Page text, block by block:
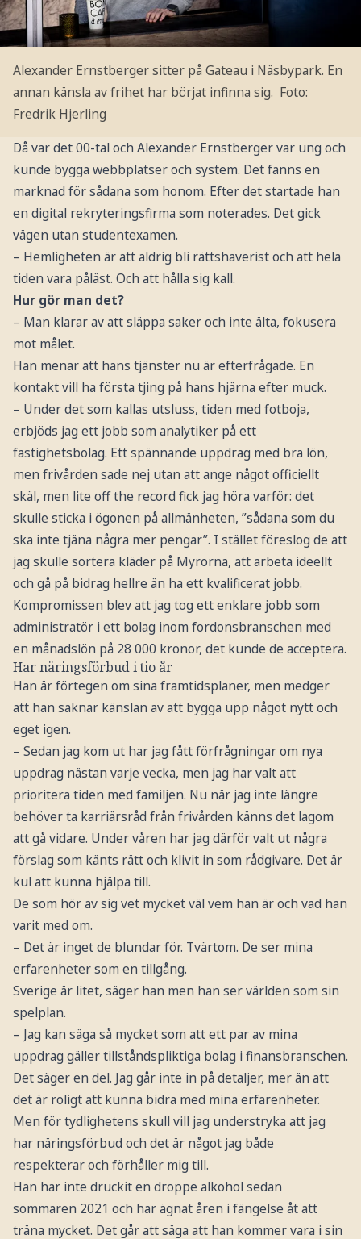
Alexander Ernstberger sitter på Gateau i Näsbypark. En
annan känsla av frihet har börjat infinna sig. Foto:
Fredrik Hjerling
Då var det 00-tal och Alexander Ernstberger var ung och
kunde bygga webbplatser och system. Det fanns en
marknad för sådana som honom. Efter det startade han
en digital rekryteringsfirma som noterades. Det gick
vägen utan studentexamen.
– Hemligheten är att aldrig bli rättshaverist och att hela
tiden vara påläst. Och att hålla sig kall.
Hur gör man det?
– Man klarar av att släppa saker och inte älta, fokusera
mot målet.
Han menar att hans tjänster nu är efterfrågade. En
kontakt vill ha första tjing på hans hjärna efter muck.
– Under det som kallas utsluss, tiden med fotboja,
erbjöds jag ett jobb som analytiker på ett
fastighetsbolag. Ett spännande uppdrag med bra lön,
men frivården sade nej utan att ange något officiellt
skäl, men lite off the record fick jag höra varför: det
skulle sticka i ögonen på allmänheten, ”sådana som du
ska inte tjäna några mer pengar”. I stället föreslog de att
jag skulle sortera kläder på Myrorna, att arbeta ideellt
och gå på bidrag hellre än ha ett kvalificerat jobb.
Kompromissen blev att jag tog ett enklare jobb som
administratör i ett bolag inom fordonsbranschen med
en månadslön på 28 000 kronor, det kunde de acceptera.
Har näringsförbud i tio år
Han är förtegen om sina framtidsplaner, men medger
att han saknar känslan av att bygga upp något nytt och
eget igen.
– Sedan jag kom ut har jag fått förfrågningar om nya
uppdrag nästan varje vecka, men jag har valt att
prioritera tiden med familjen. Nu när jag inte längre
behöver ta karriärsråd från frivården känns det lagom
att gå vidare. Under våren har jag därför valt ut några
förslag som känts rätt och klivit in som rådgivare. Det är
kul att kunna hjälpa till.
De som hör av sig vet mycket väl vem han är och vad han
varit med om.
– Det är inget de blundar för. Tvärtom. De ser mina
erfarenheter som en tillgång.
Sverige är litet, säger han men han ser världen som sin
spelplan.
– Jag kan säga så mycket som att ett par av mina
uppdrag gäller tillståndspliktiga bolag i finansbranschen.
Det säger en del. Jag går inte in på detaljer, mer än att
det är roligt att kunna bidra med mina erfarenheter.
Men för tydlighetens skull vill jag understryka att jag
har näringsförbud och det är något jag både
respekterar och förhåller mig till.
Han har inte druckit en droppe alkohol sedan
sommaren 2021 och har ägnat åren i fängelse åt att
träna mycket. Det går att säga att han kommer vara i sin